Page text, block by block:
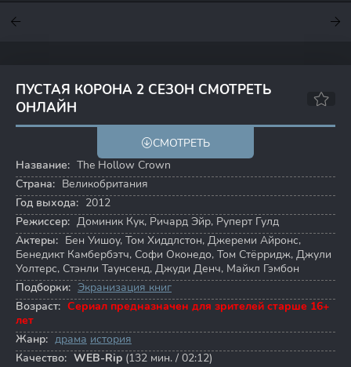
ПУСТАЯ КОРОНА 2 СЕЗОН СМОТРЕТЬ
ОНЛАЙН
СМОТРЕТЬ
Название: The Hollow Crown
Страна: Великобритания
Год выхода: 2012
Режиссер: Доминик Кук, Ричард Эйр, Руперт Гулд
Актеры: Бен Уишоу, Том Хиддлстон, Джереми Айронс,
Бенедикт Камбербэтч, Софи Оконедо, Том Стёрридж, Джули
Уолтерс, Стэнли Таунсенд, Джуди Денч, Майкл Гэмбон
Подборки: Экранизация книг
Возраст: Сериал предназначен для зрителей старше 16+
лет
Жанр: драма история
Качество: WEB-Rip (132 мин. / 02:12)